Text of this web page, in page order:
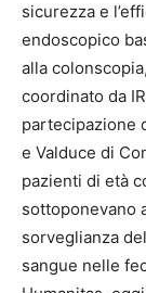
sicurezza e
endoscopico
alla
coordinato da
partecipazione
e Valduce di
pazienti di età
sottoponevano
sorveglianza
sangue nelle